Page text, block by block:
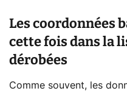
Les coordonnées
cette fois dans la
dérobées
Comme souvent, les